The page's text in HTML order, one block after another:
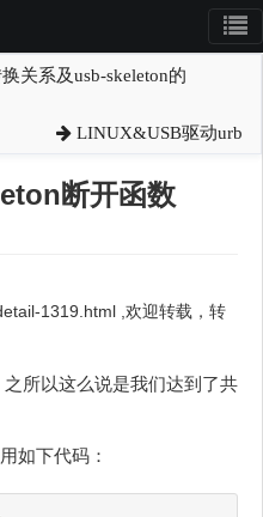
关系及usb-skeleton的
LINUX&USB驱动urb
断开函数
1319.html ,欢迎转载，转
所以这么说是我们达到了共
如下代码：